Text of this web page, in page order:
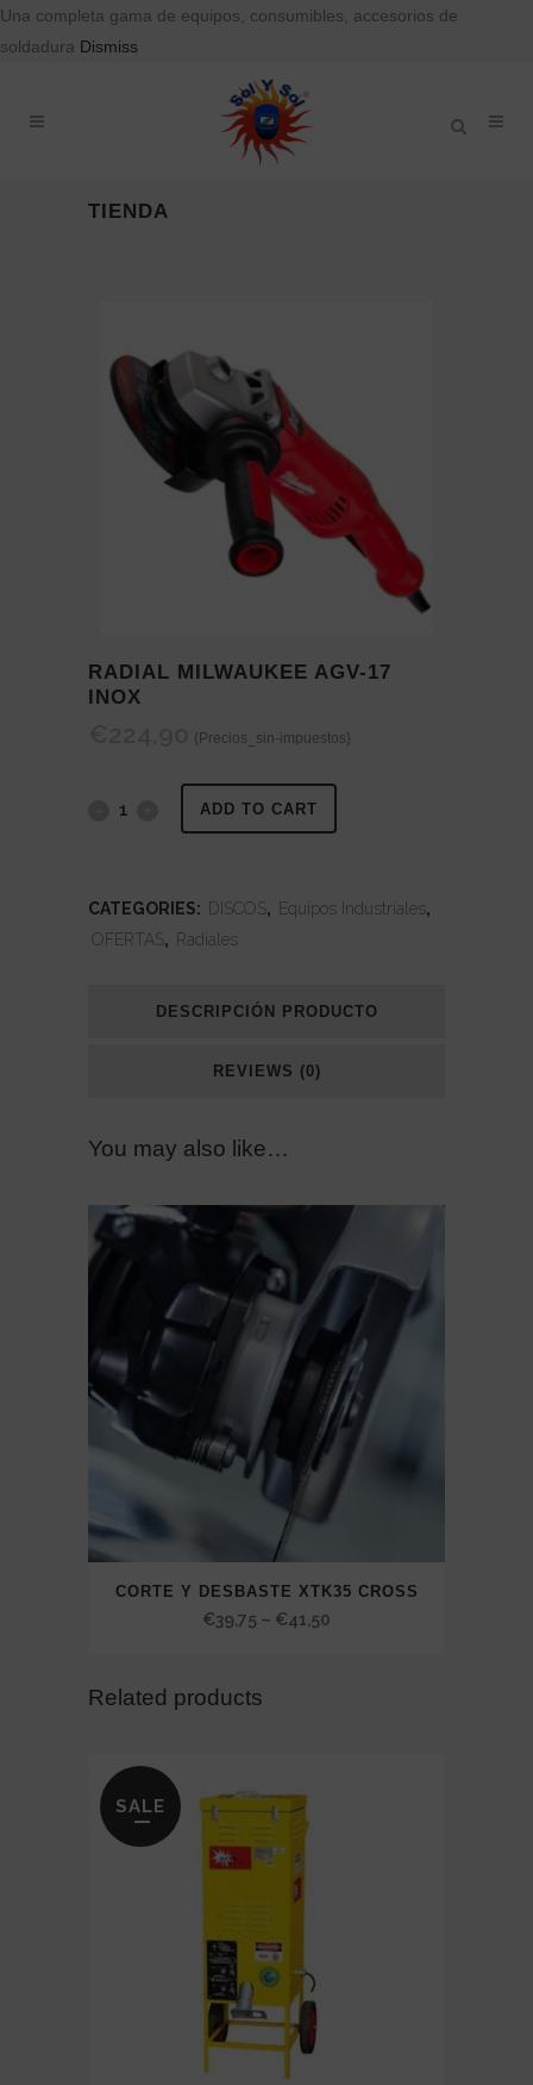
Una completa gama de equipos, consumibles, accesorios de
soldadura Dismiss
TIENDA
RADIAL MILWAUKEE AGV-17
INOX
{Precios_sin-impuestos}
Radial
17
ADD TO CART
CATEGORIES: DISCOS, Equipos Industriales,
OFERTAS, Radiales
DESCRIPCIÓN PRODUCTO
REVIEWS (0)
You may also like…
CORTE Y DESBASTE XTK35 CROSS
€39,75 – €41,50
Related products
SALE